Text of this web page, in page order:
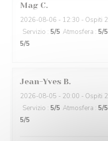
Mag C
2026-08-06 - 12:30 - Ospiti 2
Servizio : 5/5 Atmosfera : 5/5
5/5
Jean-Yves B
2026-08-05 - 20:00 - Ospiti 2
Servizio : 5/5 Atmosfera : 5/5
5/5